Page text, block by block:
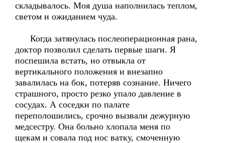
складывалось. Моя душа наполнилась теплом,
светом и ожиданием чуда.
Когда затянулась послеоперационная рана,
доктор позволил сделать первые шаги. Я
поспешила встать, но отвыкла от
вертикального положения и внезапно
завалилась на бок, потеряв сознание. Ничего
страшного, просто резко упало давление в
сосудах. А соседки по палате
переполошились, срочно вызвали дежурную
медсестру. Она больно хлопала меня по
щекам и совала под нос ватку, смоченную